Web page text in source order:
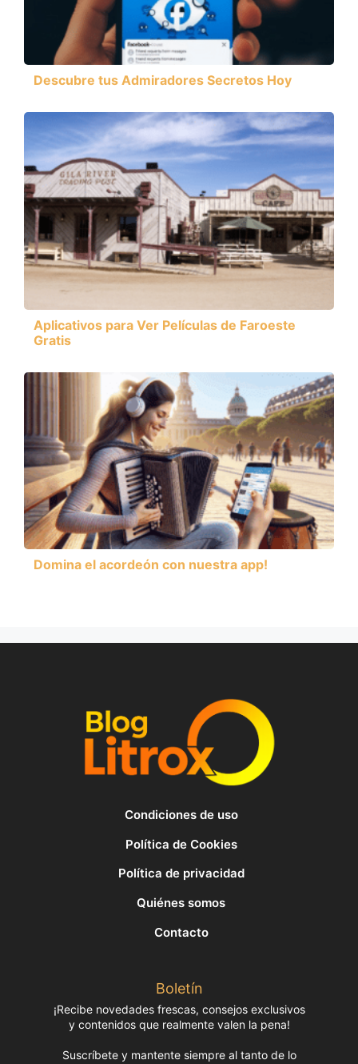
Descubre tus Admiradores Secretos Hoy
Aplicativos para Ver Películas de Faroeste
Gratis
Domina el acordeón con nuestra app!
Condiciones de uso
Política de Cookies
Política de privacidad
Quiénes somos
Contacto
Boletín
¡Recibe novedades frescas, consejos exclusivos
y contenidos que realmente valen la pena!
Suscríbete y mantente siempre al tanto de lo